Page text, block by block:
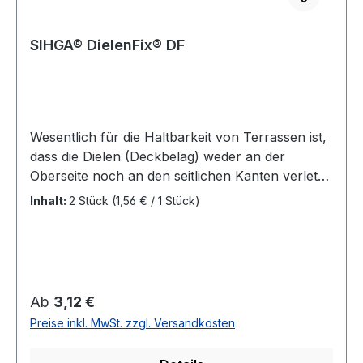
SIHGA® DielenFix® DF
Wesentlich für die Haltbarkeit von Terrassen ist,
dass die Dielen (Deckbelag) weder an der
Oberseite noch an den seitlichen Kanten verletzt
werden - genau diese wichtigen
Lebensdauer von Terrassen. Die beigepackten
SIHGA BohrFix Systemschrauben zur
Inhalt: 2 Stück (1,56 € / 1 Stück)
Regulärer Preis:
Ab 3,12 €
Preise inkl. MwSt. zzgl. Versandkosten